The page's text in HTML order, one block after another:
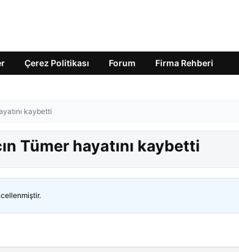
Çerez Politikası Forum Firma Rehberi
kaybetti
Tümer hayatını kaybetti